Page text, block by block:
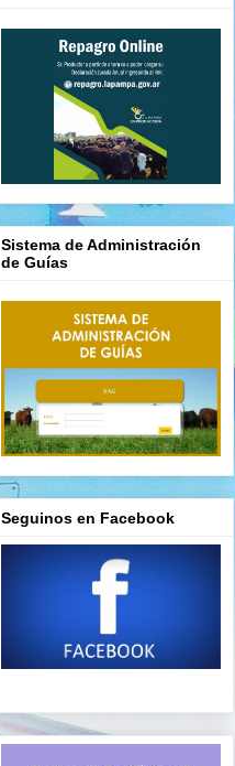
Sistema de Administración
de Guías
Seguinos en Facebook